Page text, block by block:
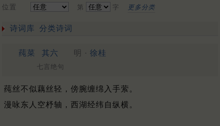
位置 第 字 更多分类
诗词库 分类诗词
莼菜 其六 明 · 徐桂
七言绝句
莼丝不似藕丝轻，傍腕缠绵入手萦。
漫咏东人空杼轴，西湖经纬自纵横。